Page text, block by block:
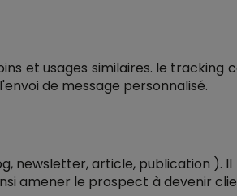
et usages similaires. le tracking
de message personnalisé.
newsletter, article, publication ).
amener le prospect à devenir